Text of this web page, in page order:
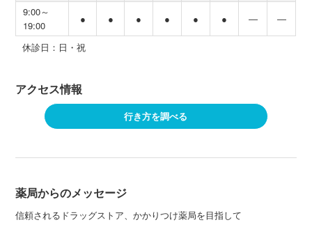
9:00～
19:00
● ● ● ● ● ● ― ―
休診日：日・祝
アクセス情報
行き方を調べる
薬局からのメッセージ
信頼されるドラッグストア、かかりつけ薬局を目指して